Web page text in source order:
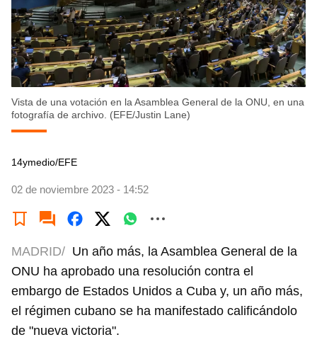
Vista de una votación en la Asamblea General de la ONU, en una
fotografía de archivo. (EFE/Justin Lane)
14ymedio/EFE
02 de noviembre 2023 - 14:52
MADRID/ Un año más, la Asamblea General de la
ONU ha aprobado una resolución contra el
embargo de Estados Unidos a Cuba y, un año más,
el régimen cubano se ha manifestado calificándolo
de "nueva victoria".